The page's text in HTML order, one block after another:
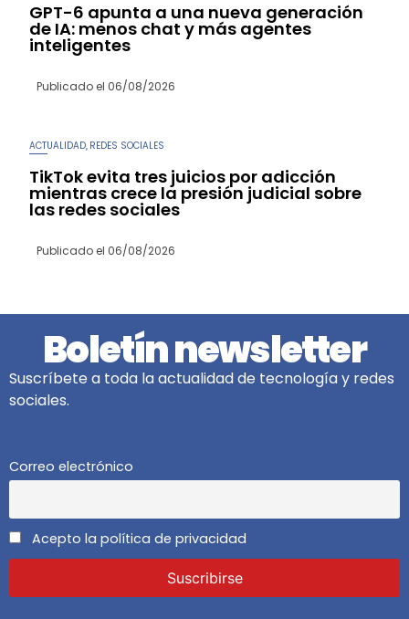
GPT-6 apunta a una nueva generación
de IA: menos chat y más agentes
inteligentes
Publicado el 06/08/2026
ACTUALIDAD REDES SOCIALES
TikTok evita tres juicios por adicción
mientras crece la presión judicial sobre
las redes sociales
Publicado el 06/08/2026
Boletín newsletter
Suscríbete a toda la actualidad de tecnología y redes
sociales.
Correo electrónico
Acepto la política de privacidad